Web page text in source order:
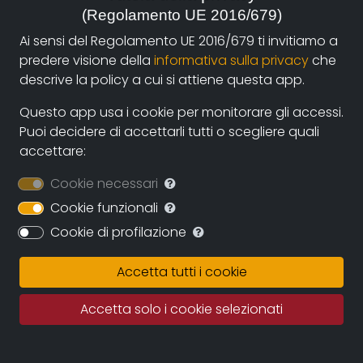
autori e i fruitori attraverso la nuova piattaforma di
streaming on-line e operazioni di partnership con sale
cinematografiche e circuiti televisivi. La collaborazione
diretta con gli autori assicurerà il continuo
ampliamento dell’archivio durante i prossimi anni
assicurando una proposta sempre più variegata e
multiculturale.
illimitato in cui conservare le opere, eleggendo ad uno
dei suoi obiettivi principali la conservazione della
memoria del documentario regionale e nazionale e
quindi della memoria per immagini tout court.
Fatto salvo il rigoroso rispetto dei diritti d’autore
questo grande archivio potrà diventare una fonte
importante per studiosi, studenti, porfessionisti in cui
(Regolamento UE 2016/679)
Ai sensi del Regolamento UE 2016/679 ti invitiamo a
predere visione della informativa sulla privacyche
descrive la policy a cui si attiene questa app.
Questo app usa i cookie per monitorare gli accessi.
Puoi decidere di accettarli tutti o scegliere quali
accettare:
Cookie necessari
Cookie funzionali
Cookie di profilazione
Accetta tutti i cookie
Accetta solo i cookie selezionati